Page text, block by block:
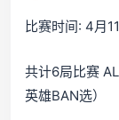
比赛时间: 4月
共计6局比赛
英雄BAN选）